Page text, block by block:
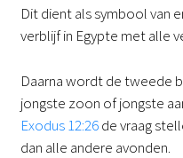
Dit dient als symbool van
verblijf in Egypte met alle
Daarna wordt de tweede
jongste zoon of jongste
Exodus 12:26de vraag
dan alle andere avonden.